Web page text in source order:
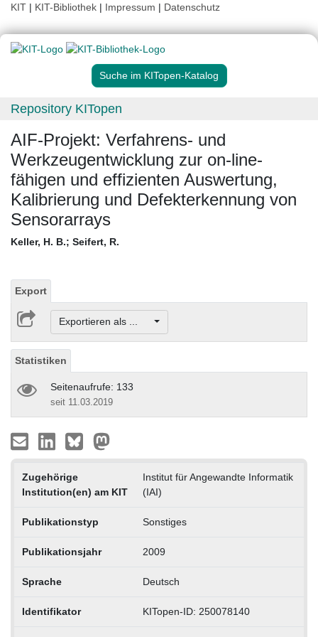
KIT | KIT-Bibliothek | Impressum | Datenschutz
Suche im KITopen-Katalog
Repository KITopen
AIF-Projekt: Verfahrens- und
Werkzeugentwicklung zur on-line-
fähigen und effizienten Auswertung,
Kalibrierung und Defekterkennung von
Sensorarrays
Keller, H. B.; Seifert, R.
Export
Exportieren als ...
Statistiken
Seitenaufrufe: 133
seit 11.03.2019
Zugehörige
Institution(en) am KIT
Institut für Angewandte Informatik
(IAI)
Publikationstyp Sonstiges
Publikationsjahr 2009
Sprache Deutsch
Identifikator KITopen-ID: 250078140